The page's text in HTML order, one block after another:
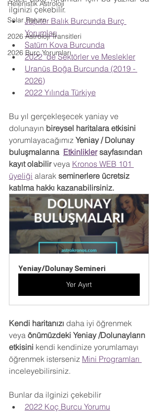
Helenistik Astroloji
Solar Return
2026 Astroloji Transitleri
2026 Burç Yorumları
ilginizi çekebilir.
Jüpiter Balık Burcunda Burç
Yorumları
Satürn Kova Burcunda
2022 'de Sektörler ve Meslekler
Uranüs Boğa Burcunda (2019 -
2026)
2022 Yılında Türkiye
Bu yıl gerçekleşecek yaniay ve
dolunayın bireysel haritalara etkisini
yorumlayacağımız Yeniay / Dolunay
buluşmalarına Etkinlikler sayfasından
kayıt olabilir veya Kronos WEB 101
üyeliği alarak seminerlere ücretsiz
katılma hakkı kazanabilirsiniz.
Yeniay/Dolunay Semineri
Yer Ayırt
Kendi haritanızı daha iyi öğrenmek
veya önümüzdeki Yeniay /Dolunayların
etkisini kendi kendinize yorumlamayı
öğrenmek isterseniz Mini Programları
inceleyebilirsiniz.
Bunlar da ilginizi çekebilir
2022 Koç Burcu Yorumu